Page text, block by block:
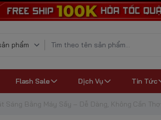
Flash Sale Dịch Vụ Tin Tức
Sáng Bằng Máy Sấy – Dễ Dàng, Không Cần Thợ